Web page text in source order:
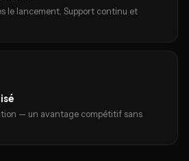
le lancement. Support continu et
— un avantage compétitif sans